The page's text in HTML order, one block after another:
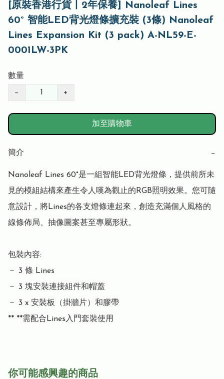
[原裝香港行貨丨2年保養] Nanoleaf Lines
60° 智能LED背光燈條擴充裝 (3條) Nanoleaf
Lines Expansion Kit (3 pack) A-NL59-E-
0001LW-3PK
數量
− +
加至購物車
簡介 −
Nanoleaf Lines 60°是一組智能LED背光燈條，提供前所未
見的模組結構來產生令人嘆為觀止的RGB照明效果。您可隨
意設計，將Lines的各支燈條連起來，創造充滿個人風格的
線條佈局、抽像圖案甚至專屬形狀。
包裝內容:
－ 3 條 Lines
－ 3 塊安裝連接組件和帽蓋
－ 3 x 安裝板（掛牆片）和膠帶
** **需配合Lines入門套裝使用
你可能感興趣的商品